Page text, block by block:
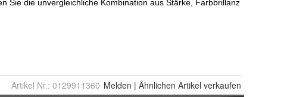
Artikel Nr.: 0129911360 Melden | Ähnlichen Artikel verkaufen